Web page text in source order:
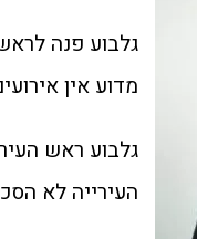
גלבוע פנה
מדוע אין
גלבוע ראש
העירייה לא